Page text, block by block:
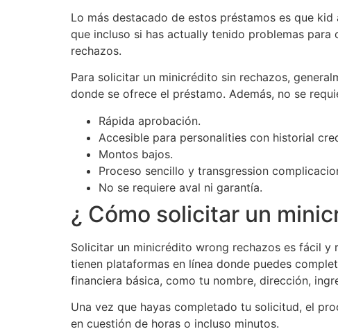
Lo más destacado de estos préstamos es que
que incluso si has actually tenido problemas
rechazos.
Para solicitar un minicrédito sin rechazos,
donde se ofrece el préstamo. Además, no se
Rápida aprobación.
Accesible para personalities con historial
Montos bajos.
Proceso sencillo y transgression
No se requiere aval ni garantía.
¿ Cómo solicitar un
Solicitar un minicrédito wrong rechazos es fácil y
tienen plataformas en línea donde puedes
financiera básica, como tu nombre, dirección,
Una vez que hayas completado tu solicitud, el
en cuestión de horas o incluso minutos.